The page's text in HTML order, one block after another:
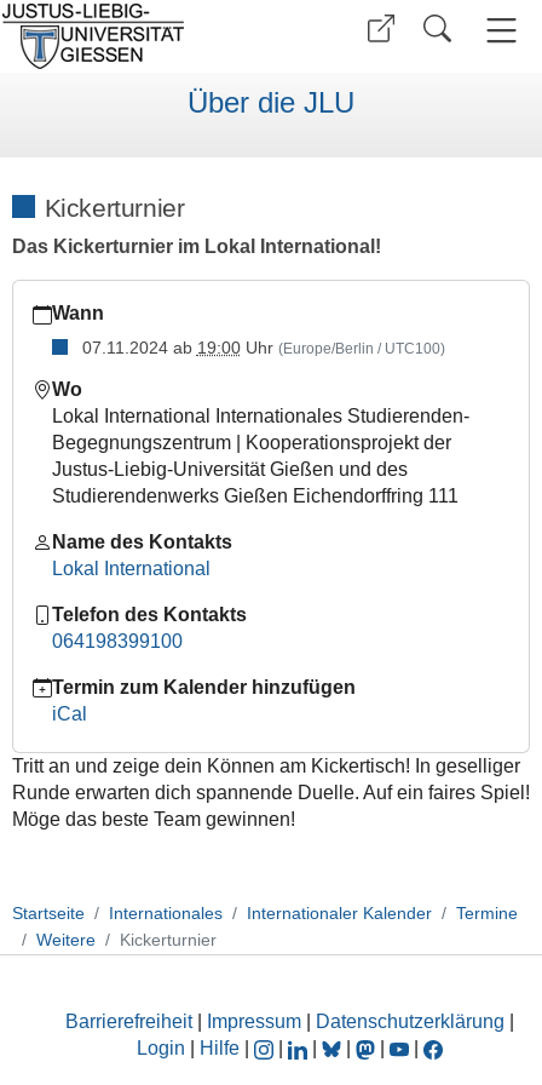
Über die JLU
Kickerturnier
Das Kickerturnier im Lokal International!
giessen.de/de/internationales/veranstaltungen/termine/
Kickerturnier
2024-
07T19:00:00+01:00
2024-
Das
Kickerturnier
Lokal
Wann
07.11.2024ab 19:00Uhr (Europe/Berlin / UTC100)
Wo
Lokal International Internationales Studierenden-
Begegnungszentrum | Kooperationsprojekt der
Justus-Liebig-Universität Gießen und des
Studierendenwerks Gießen Eichendorffring 111
Name des Kontakts
Lokal International
Telefon des Kontakts
064198399100
Termin zum Kalender hinzufügen
iCal
Tritt an und zeige dein Können am Kickertisch! In geselliger
Runde erwarten dich spannende Duelle. Auf ein faires Spiel!
Möge das beste Team gewinnen!
Startseite Internationales Internationaler Kalender
Termine
Weitere
Kickerturnier
Barrierefreiheit| Impressum Datenschutzerklärung
Login
Hilfe